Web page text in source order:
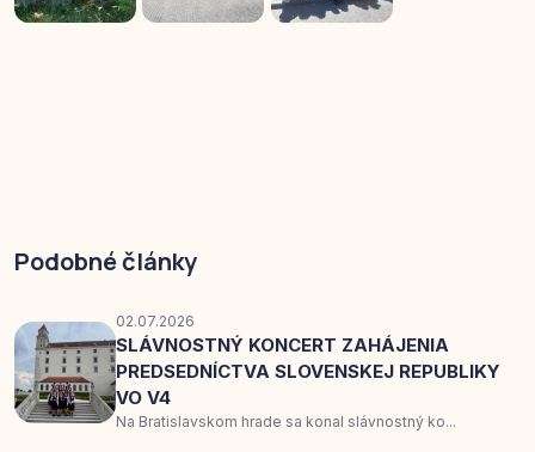
Podobné články
02.07.2026
SLÁVNOSTNÝ KONCERT ZAHÁJENIA
PREDSEDNÍCTVA SLOVENSKEJ REPUBLIKY
VO V4
Na Bratislavskom hrade sa konal slávnostný ko...